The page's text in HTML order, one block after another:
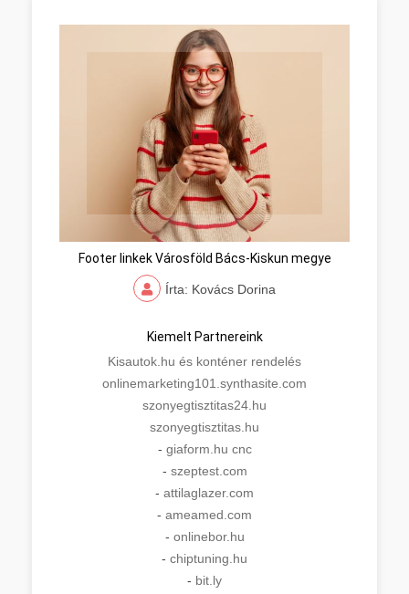
Footer linkek Városföld Bács-Kiskun megye
Írta: Kovács Dorina
Kiemelt Partnereink
Kisautok.hu és konténer rendelés
onlinemarketing101.synthasite.com
szonyegtisztitas24.hu
szonyegtisztitas.hu
- giaform.hu cnc
- szeptest.com
- attilaglazer.com
- ameamed.com
- onlinebor.hu
- chiptuning.hu
- bit.ly